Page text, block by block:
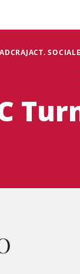
CRAJACT.